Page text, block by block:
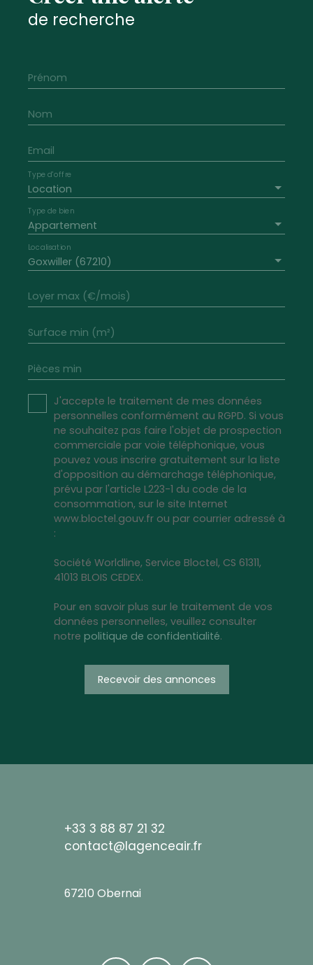
de recherche
Prénom
Nom
Email
Location
Type d'offre
Appartement
Type de bien
Goxwiller (67210)
Localisation
Loyer max (€/mois)
Surface min (m²)
Pièces min
J'accepte le traitement de mes données
personnelles conformément au RGPD. Si vous
ne souhaitez pas faire l'objet de prospection
commerciale par voie téléphonique, vous
pouvez vous inscrire gratuitement sur la liste
d'opposition au démarchage téléphonique,
prévu par l'article L223-1 du code de la
consommation, sur le site Internet
www.bloctel.gouv.fr ou par courrier adressé à
:
Société Worldline, Service Bloctel, CS 61311,
41013 BLOIS CEDEX.
Pour en savoir plus sur le traitement de vos
données personnelles, veuillez consulter
notre politique de confidentialité.
Recevoir des annonces
+33 3 88 87 21 32
contact@lagenceair.fr
67210 Obernai